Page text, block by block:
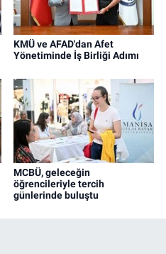
KMÜ ve AFAD'dan Afet
Yönetiminde İş Birliği Adımı
MCBÜ, geleceğin
öğrencileriyle tercih
günlerinde buluştu